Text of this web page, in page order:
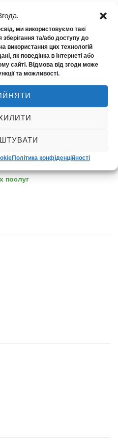
ми використовуємо такі
та/або доступу до
використання цих технологій
як поведінка в Інтернеті або
сайті. Відмова від згоди може
та можливості.
Політика конфіденційності
неактуальні з 01.01.2024)
стейкхолдерів
послуг